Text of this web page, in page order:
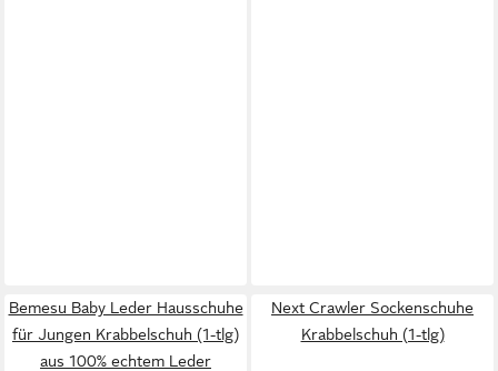
Bemesu Baby Leder Hausschuhe
für Jungen Krabbelschuh (1-tlg)
aus 100% echtem Leder
Next Crawler Sockenschuhe
Krabbelschuh (1-tlg)